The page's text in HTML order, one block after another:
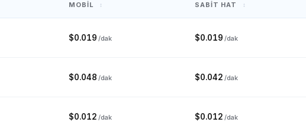
Gine Bissau
MOBIL ↕ SABIT HAT ↕
$0.019 /dak $0.019 /dak
$0.048 /dak $0.042 /dak
$0.012 /dak $0.012 /dak